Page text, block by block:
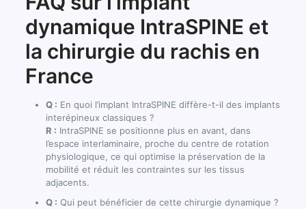
dynamique IntraSPINE et
la chirurgie du rachis en
France
Q : En quoi l’implant IntraSPINE diffère-t-il des implants
interépineux classiques ?
R : IntraSPINE se positionne plus en avant, dans
l’espace interlaminaire, proche du centre de rotation
physiologique, ce qui optimise la préservation de la
mobilité et réduit les contraintes sur les tissus
adjacents.
Q : Qui peut bénéficier de cette chirurgie dynamique ?